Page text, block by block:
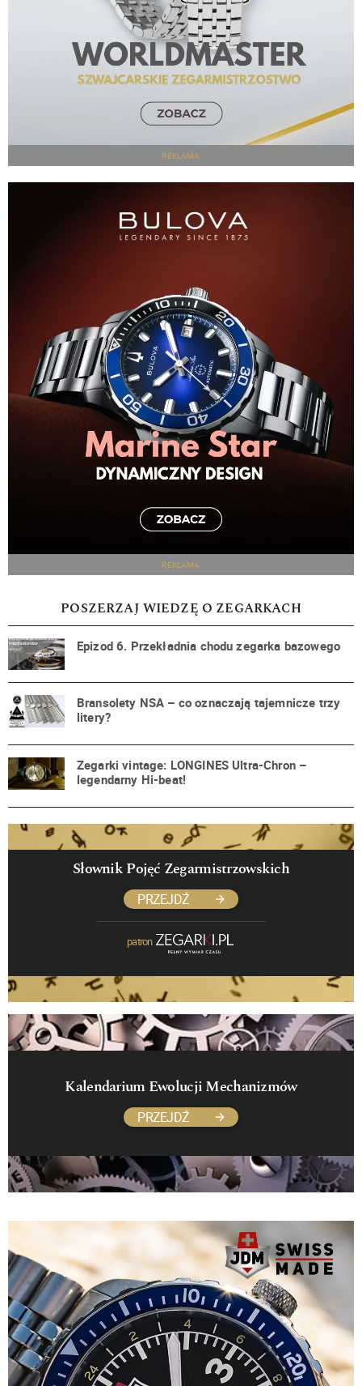
REKLAMA
REKLAMA
POSZERZAJ WIEDZĘ O ZEGARKACH
Epizod 6. Przekładnia chodu zegarka bazowego
Bransolety NSA – co oznaczają tajemnicze trzy
litery?
Zegarki vintage: LONGINES Ultra-Chron –
legendarny Hi-beat!
Słownik Pojęć Zegarmistrzowskich
PRZEJDŹ
patron
Kalendarium Ewolucji Mechanizmów
PRZEJDŹ